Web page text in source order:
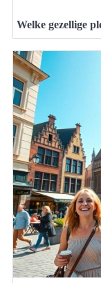
Welke gezellige